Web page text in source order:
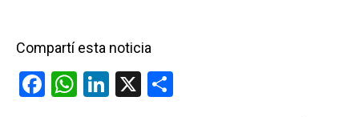
Compartí esta noticia
F
W Li
X